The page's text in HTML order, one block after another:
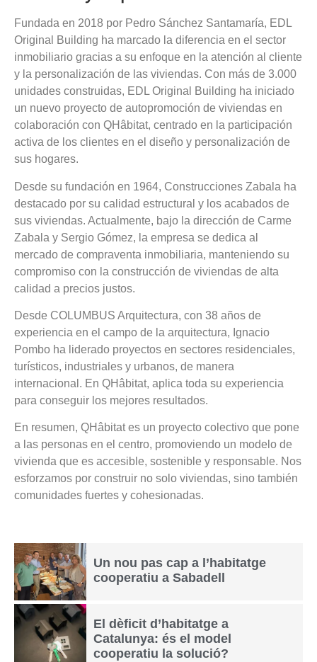
Fundada en 2018 por Pedro Sánchez Santamaría, EDL
Original Building ha marcado la diferencia en el sector
inmobiliario gracias a su enfoque en la atención al cliente
y la personalización de las viviendas. Con más de 3.000
unidades construidas, EDL Original Building ha iniciado
un nuevo proyecto de autopromoción de viviendas en
colaboración con QHâbitat, centrado en la participación
activa de los clientes en el diseño y personalización de
sus hogares.
Desde su fundación en 1964, Construcciones Zabala ha
destacado por su calidad estructural y los acabados de
sus viviendas. Actualmente, bajo la dirección de Carme
Zabala y Sergio Gómez, la empresa se dedica al
mercado de compraventa inmobiliaria, manteniendo su
compromiso con la construcción de viviendas de alta
calidad a precios justos.
Desde COLUMBUS Arquitectura, con 38 años de
experiencia en el campo de la arquitectura, Ignacio
Pombo ha liderado proyectos en sectores residenciales,
turísticos, industriales y urbanos, de manera
internacional. En QHâbitat, aplica toda su experiencia
para conseguir los mejores resultados.
En resumen, QHâbitat es un proyecto colectivo que pone
a las personas en el centro, promoviendo un modelo de
vivienda que es accesible, sostenible y responsable. Nos
esforzamos por construir no solo viviendas, sino también
comunidades fuertes y cohesionadas.
Un nou pas cap a l’habitatge
cooperatiu a Sabadell
El dèficit d’habitatge a
Catalunya: és el model
cooperatiu la solució?